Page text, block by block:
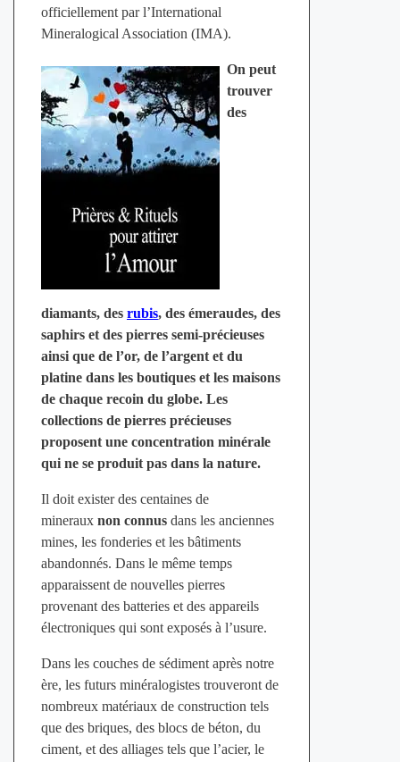
officiellement par l’International
Mineralogical Association (IMA).
On peut
trouver
des
diamants, des rubis, des émeraudes, des
saphirs et des pierres semi-précieuses
ainsi que de l’or, de l’argent et du
platine dans les boutiques et les maisons
de chaque recoin du globe. Les
collections de pierres précieuses
proposent une concentration minérale
qui ne se produit pas dans la nature.
Il doit exister des centaines de
minerauxnon connusdans les anciennes
mines, les fonderies et les bâtiments
abandonnés. Dans le même temps
apparaissent de nouvelles pierres
provenant des batteries et des appareils
électroniques qui sont exposés à l’usure.
Dans les couches de sédiment après notre
ère, les futurs minéralogistes trouveront de
nombreux matériaux de construction tels
que des briques, des blocs de béton, du
ciment, et des alliages tels que l’acier, le